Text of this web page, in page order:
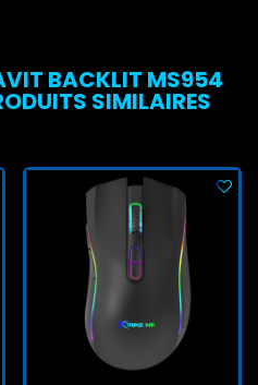
BACKLIT MS954
SIMILAIRES